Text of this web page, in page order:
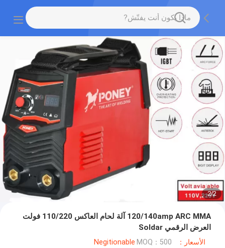
2
/
2
120/140amp ARC MMA آلة لحام العاكس 110/220 فولت
العرض الرقمي Soldar
الأسعار：Negitionable MOQ：500